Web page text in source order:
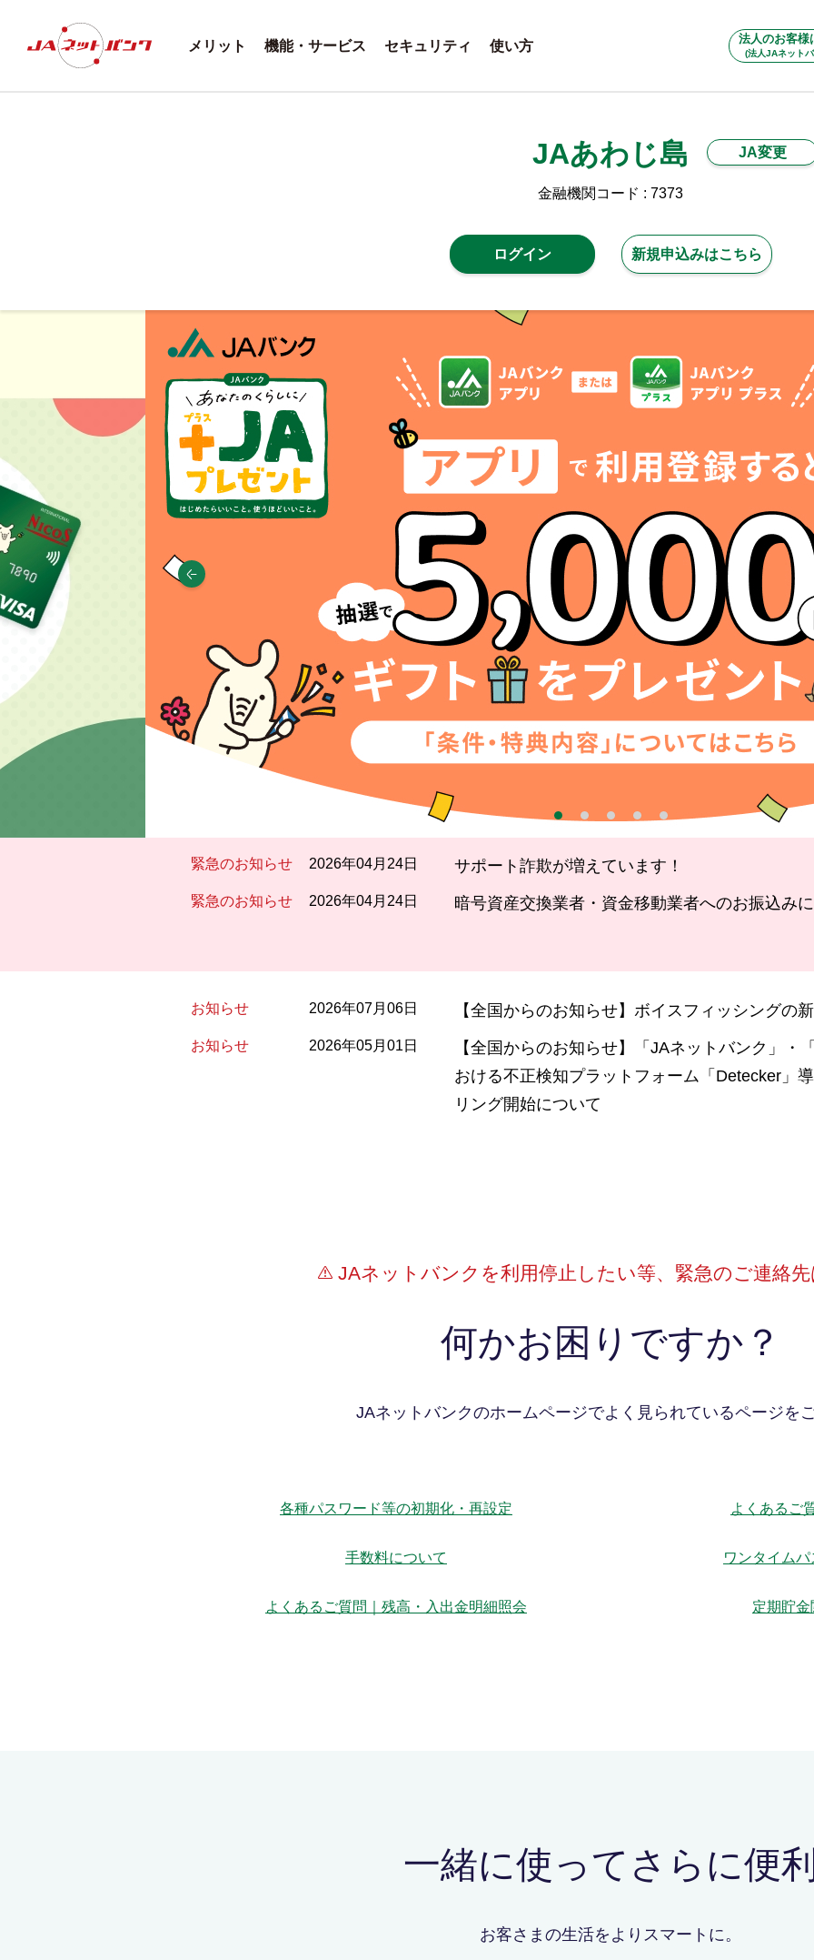
法人のお客様
(法人JAネット
メリット 機能・サービス セキュリティ 使い方
JAあわじ島
金融機関コード : 7373
JA変更
ログイン 新規申込みはこちら
緊急のお知らせ 2026年04月24日 サポート詐欺が増えています！
緊急のお知らせ 2026年04月24日 暗号資産交換業者・資金移動業者へのお振込み
お知らせ 2026年07月06日 【全国からのお知らせ】ボイスフィッシングの
お知らせ 2026年05月01日
【全国からのお知らせ】「JAネットバンク」・
おける不正検知プラットフォーム「Detecker」
リング開始について
JAネットバンクを利用停止したい等、 緊急のご連絡
何かお困りですか？
JAネットバンクのホームページでよく見られているページを
各種パスワード等の初期化・再設定
手数料について
よくあるご質問｜残高・入出金明細照会
よくあるご
ワンタイム
定期貯
一緒に使ってさらに便
お客さまの生活をよりスマートに。